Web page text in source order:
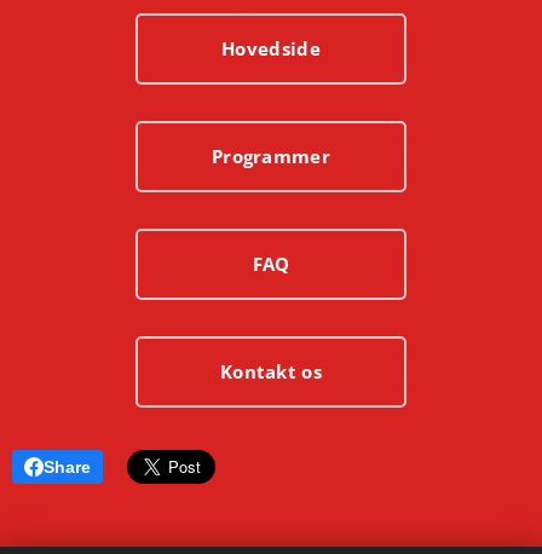
Hovedside
Programmer
FAQ
Kontakt os
Share